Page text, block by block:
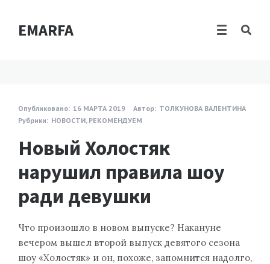
EMARFA
Опубликовано: 16 МАРТА 2019 Автор: ТОЛКУНОВА ВАЛЕНТИНА
Рубрики: НОВОСТИ, РЕКОМЕНДУЕМ
Новый Холостяк
нарушил правила шоу
ради девушки
Что произошло в новом выпуске? Накануне
вечером вышел второй выпуск девятого сезона
шоу «Холостяк» и он, похоже, запомнится надолго,